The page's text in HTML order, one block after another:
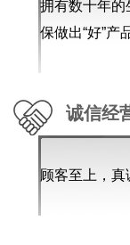
拥有数十年的
保做出“好”产
诚信经
顾客至上，真